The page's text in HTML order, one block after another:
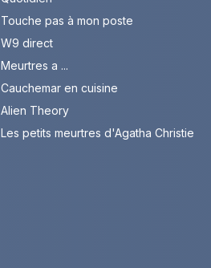
Touche pas à mon poste
W9 direct
Meurtres a ...
Cauchemar en cuisine
Alien Theory
Les petits meurtres d'Agatha Christie